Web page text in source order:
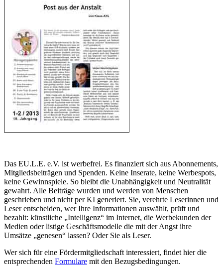
Das EU.L.E. e.V. ist werbefrei. Es finanziert sich aus Abonnements,
Mitgliedsbeiträgen und Spenden. Keine Inserate, keine Werbespots,
keine Gewinnspiele. So bleibt die Unabhängigkeit und Neutralität
gewahrt. Alle Beiträge wurden und werden von Menschen
geschrieben und nicht per KI generiert. Sie, verehrte Leserinnen und
Leser entscheiden, wer Ihre Informationen auswählt, prüft und
bezahlt: künstliche „Intelligenz“ im Internet, die Werbekunden der
Medien oder listige Geschäftsmodelle die mit der Angst ihre
Umsätze „genesen“ lassen? Oder Sie als Leser.
Wer sich für eine Fördermitgliedschaft interessiert, findet hier die
entsprechenden Formulare mit den Bezugsbedingungen.